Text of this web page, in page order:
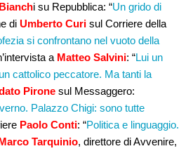
i su Repubblica: “Un grido di
di Umberto Curi sul Corriere della
si confrontano nel vuoto della
a Matteo Salvini: “Lui un
cattolico peccatore. Ma tanti la
Pirone sul Messaggero:
Palazzo Chigi: sono tutte
Paolo Conti: “Politica e linguaggio.
Tarquinio, direttore di Avvenire,